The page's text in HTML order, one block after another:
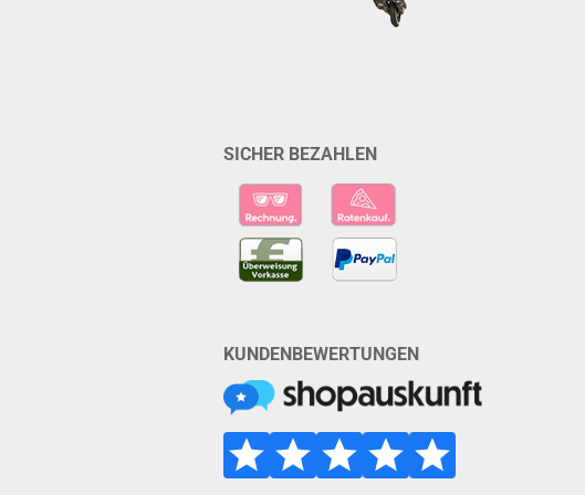
SICHER BEZAHLEN
KUNDENBEWERTUNGEN